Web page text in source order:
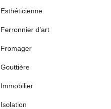
Esthéticienne
Ferronnier d’art
Fromager
Gouttière
Immobilier
Isolation